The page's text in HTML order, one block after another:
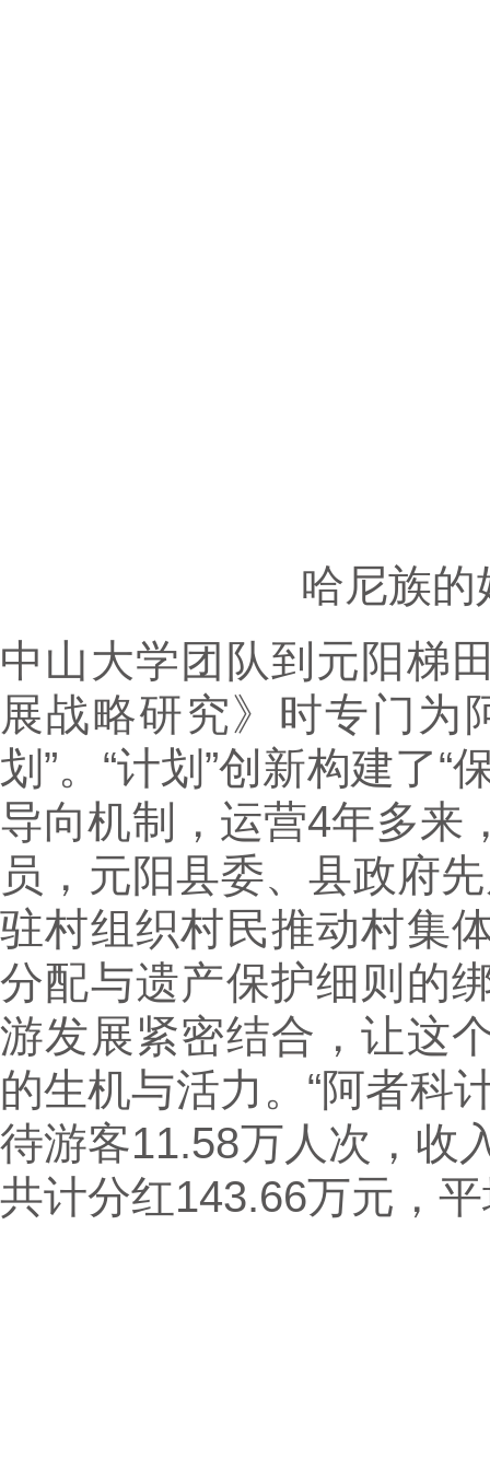
哈尼族
中山大学团队到元阳梯
展战略研究》时专门为
划”。“计划”创新构建了
导向机制，运营4年多来
员，元阳县委、县政府
驻村组织村民推动村集
分配与遗产保护细则的
游发展紧密结合，让这
的生机与活力。“阿者科
待游客11.58万人次，收
共计分红143.66万元，